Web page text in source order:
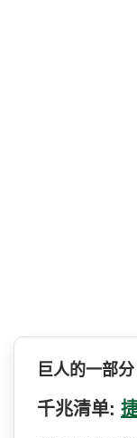
巨人的一部分
千兆清单: